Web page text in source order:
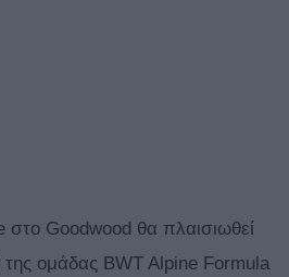
Goodwood θα πλαισιωθεί
ομάδας BWT Alpine Formula